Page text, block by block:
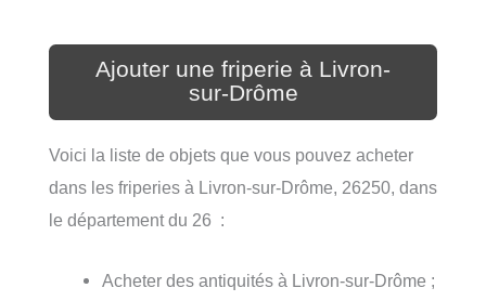
Ajouter une friperie à Livron-
sur-Drôme
Voici la liste de objets que vous pouvez acheter
dans les friperies à Livron-sur-Drôme, 26250, dans
le département du 26 :
Acheter des antiquités à Livron-sur-Drôme ;